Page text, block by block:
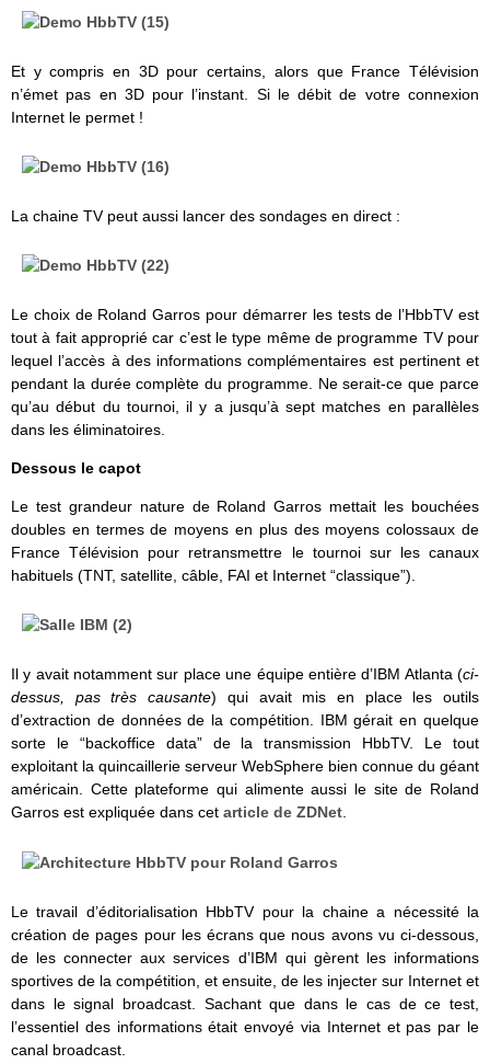
Et y compris en 3D pour certains, alors que France Télévision
n’émet pas en 3D pour l’instant. Si le débit de votre connexion
Internet le permet !
La chaine TV peut aussi lancer des sondages en direct :
Le choix de Roland Garros pour démarrer les tests de l’HbbTV est
tout à fait approprié car c’est le type même de programme TV pour
lequel l’accès à des informations complémentaires est pertinent et
pendant la durée complète du programme. Ne serait-ce que parce
qu’au début du tournoi, il y a jusqu’à sept matches en parallèles
dans les éliminatoires.
Dessous le capot
Le test grandeur nature de Roland Garros mettait les bouchées
doubles en termes de moyens en plus des moyens colossaux de
France Télévision pour retransmettre le tournoi sur les canaux
habituels (TNT, satellite, câble, FAI et Internet “classique”).
Il y avait notamment sur place une équipe entière d’IBM Atlanta (ci-
dessus, pas très causante) qui avait mis en place les outils
d’extraction de données de la compétition. IBM gérait en quelque
sorte le “backoffice data” de la transmission HbbTV. Le tout
exploitant la quincaillerie serveur WebSphere bien connue du géant
américain. Cette plateforme qui alimente aussi le site de Roland
Garros est expliquée dans cet article de ZDNet.
Le travail d’éditorialisation HbbTV pour la chaine a nécessité la
création de pages pour les écrans que nous avons vu ci-dessous,
de les connecter aux services d’IBM qui gèrent les informations
sportives de la compétition, et ensuite, de les injecter sur Internet et
dans le signal broadcast. Sachant que dans le cas de ce test,
l’essentiel des informations était envoyé via Internet et pas par le
canal broadcast.